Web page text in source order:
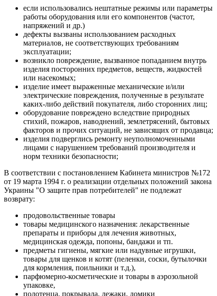
если использовались нештатные режимы или параметры
работы оборудования или его компонентов (частот,
напряжений и др.)
дефекты вызваны использованием расходных
материалов, не соответствующих требованиям
эксплуатации;
возникло повреждение, вызванное попаданием внутрь
изделия посторонних предметов, веществ, жидкостей
или насекомых;
изделие имеет выраженные механические и/или
электрические повреждения, полученные в результате
каких-либо действий покупателя, либо сторонних лиц;
оборудование повреждено вследствие природных
стихий, пожаров, наводнений, землетрясений, бытовых
факторов и прочих ситуаций, не зависящих от продавца;
изделия подверглись ремонту неуполномоченными
лицами с нарушением требований производителя и
норм техники безопасности;
В соответствии с постановлением Кабинета министров №172
от 19 марта 1994 г. о реализации отдельных положений закона
Украины "О защите прав потребителей" не подлежат
возврату:
продовольственные товары
товары медицинского назначения: лекарственные
препараты и приборы для лечения животных,
медицинская одежда, попоны, бандажи и тп.
предметы гигиены, мягкие или надувные игрушки,
товары для щенков и котят (пеленки, соски, бутылочки
для кормления, поильники и т.д.),
парфюмерно-косметические и товары в аэрозольной
упаковке,
полотенца, покрывала, лежаки, домики